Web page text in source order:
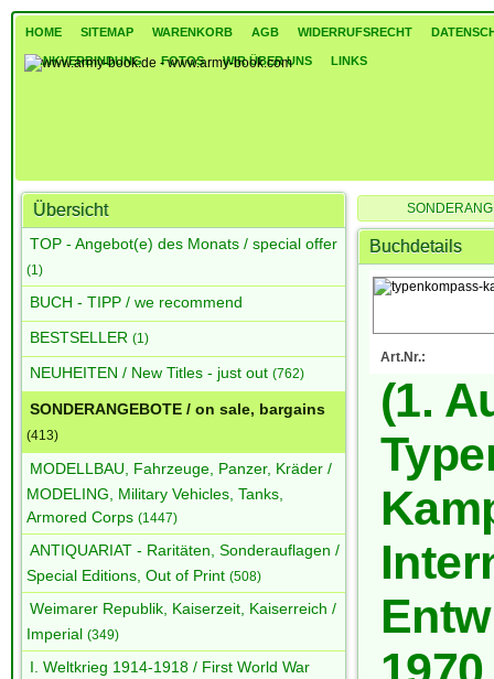
HOME SITEMAP WARENKORB AGB WIDERRUFSRECHT
BANKVERBINDUNG FOTOS WIR ÜBER UNS LINKS
Übersicht
TOP - Angebot(e) des Monats / special offer
(1)
BUCH - TIPP / we recommend
BESTSELLER (1)
NEUHEITEN / New Titles - just out (762)
SONDERANGEBOTE / on sale, bargains
(413)
MODELLBAU, Fahrzeuge, Panzer, Kräder /
MODELING, Military Vehicles, Tanks,
Armored Corps (1447)
ANTIQUARIAT - Raritäten, Sonderauflagen /
Special Editions, Out of Print (508)
Weimarer Republik, Kaiserzeit, Kaiserreich /
Imperial (349)
I. Weltkrieg 1914-1918 / First World War
(1. Auflage)
Buchdetails
Art.Nr.:
(1.